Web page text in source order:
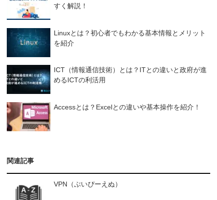
すく解説！
Linuxとは？初心者でもわかる基本情報とメリット
を紹介
ICT（情報通信技術）とは？ITとの違いと政府が進
めるICTの利活用
Accessとは？Excelとの違いや基本操作を紹介！
関連記事
VPN（ぶいぴーえぬ）